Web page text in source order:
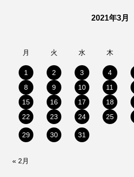
2021年3月
月 火 水 木
1 2 3 4
8
9 10 11
15
16 17 18
22
23 24 25
29 30 31
« 2月